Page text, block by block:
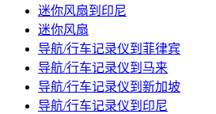
迷你风扇到印尼
迷你风扇
导航/行车记录仪到菲律宾
导航/行车记录仪到马来
导航/行车记录仪到新加坡
导航/行车记录仪到印尼